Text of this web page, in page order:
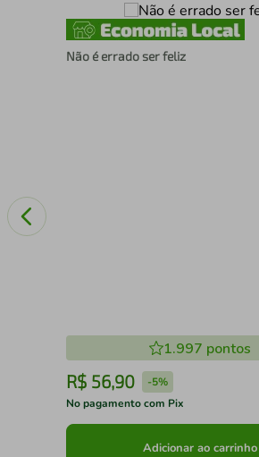
Não é errado ser feliz
1.997 pontos
R$ 56,90 -5%
No pagamento com Pix
Adicionar ao carrinho